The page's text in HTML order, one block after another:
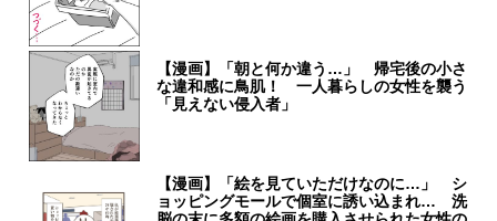
【漫画】「朝と何か違う…」 帰宅後の小さ
な違和感に鳥肌！ 一人暮らしの女性を襲う
「見えない侵入者」
【漫画】「絵を見ていただけなのに…」 シ
ョッピングモールで個室に誘い込まれ… 洗